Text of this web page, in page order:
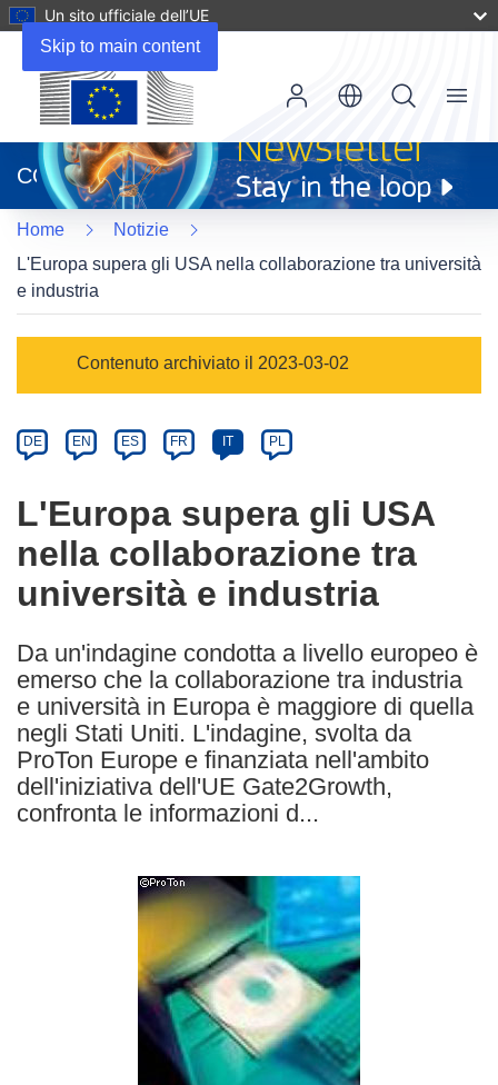
Skip to main content
Un sito ufficiale dell’UE
apre
in
una
nuova
finestra)
CORDIS
Menu
Home
Notizie
L'Europa supera gli USA nella collaborazione tra università
e industria
Category
Contenuto archiviato il 2023-03-02
Article
available
the
following
languages:
DE EN ES FR IT PL
L'Europa supera gli USA
nella collaborazione tra
università e industria
Da un'indagine condotta a livello europeo è
emerso che la collaborazione tra industria
e università in Europa è maggiore di quella
negli Stati Uniti. L'indagine, svolta da
ProTon Europe e finanziata nell'ambito
dell'iniziativa dell'UE Gate2Growth,
confronta le informazioni d...